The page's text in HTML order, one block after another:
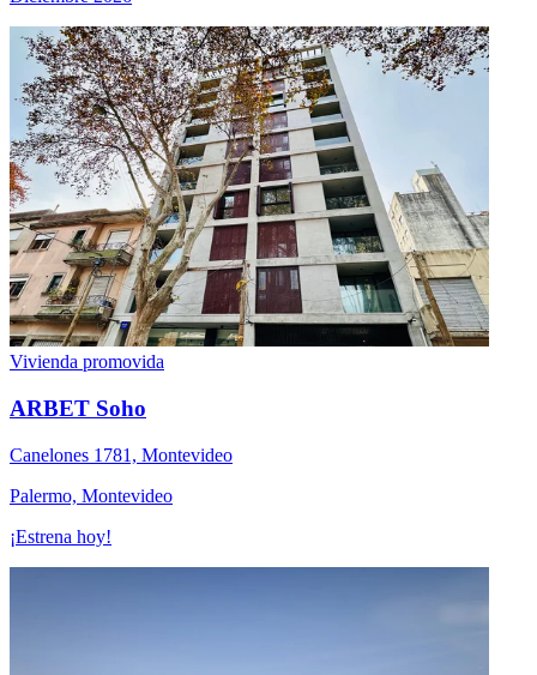
Vivienda promovida
ARBET Soho
Canelones 1781, Montevideo
Palermo, Montevideo
¡Estrena hoy!